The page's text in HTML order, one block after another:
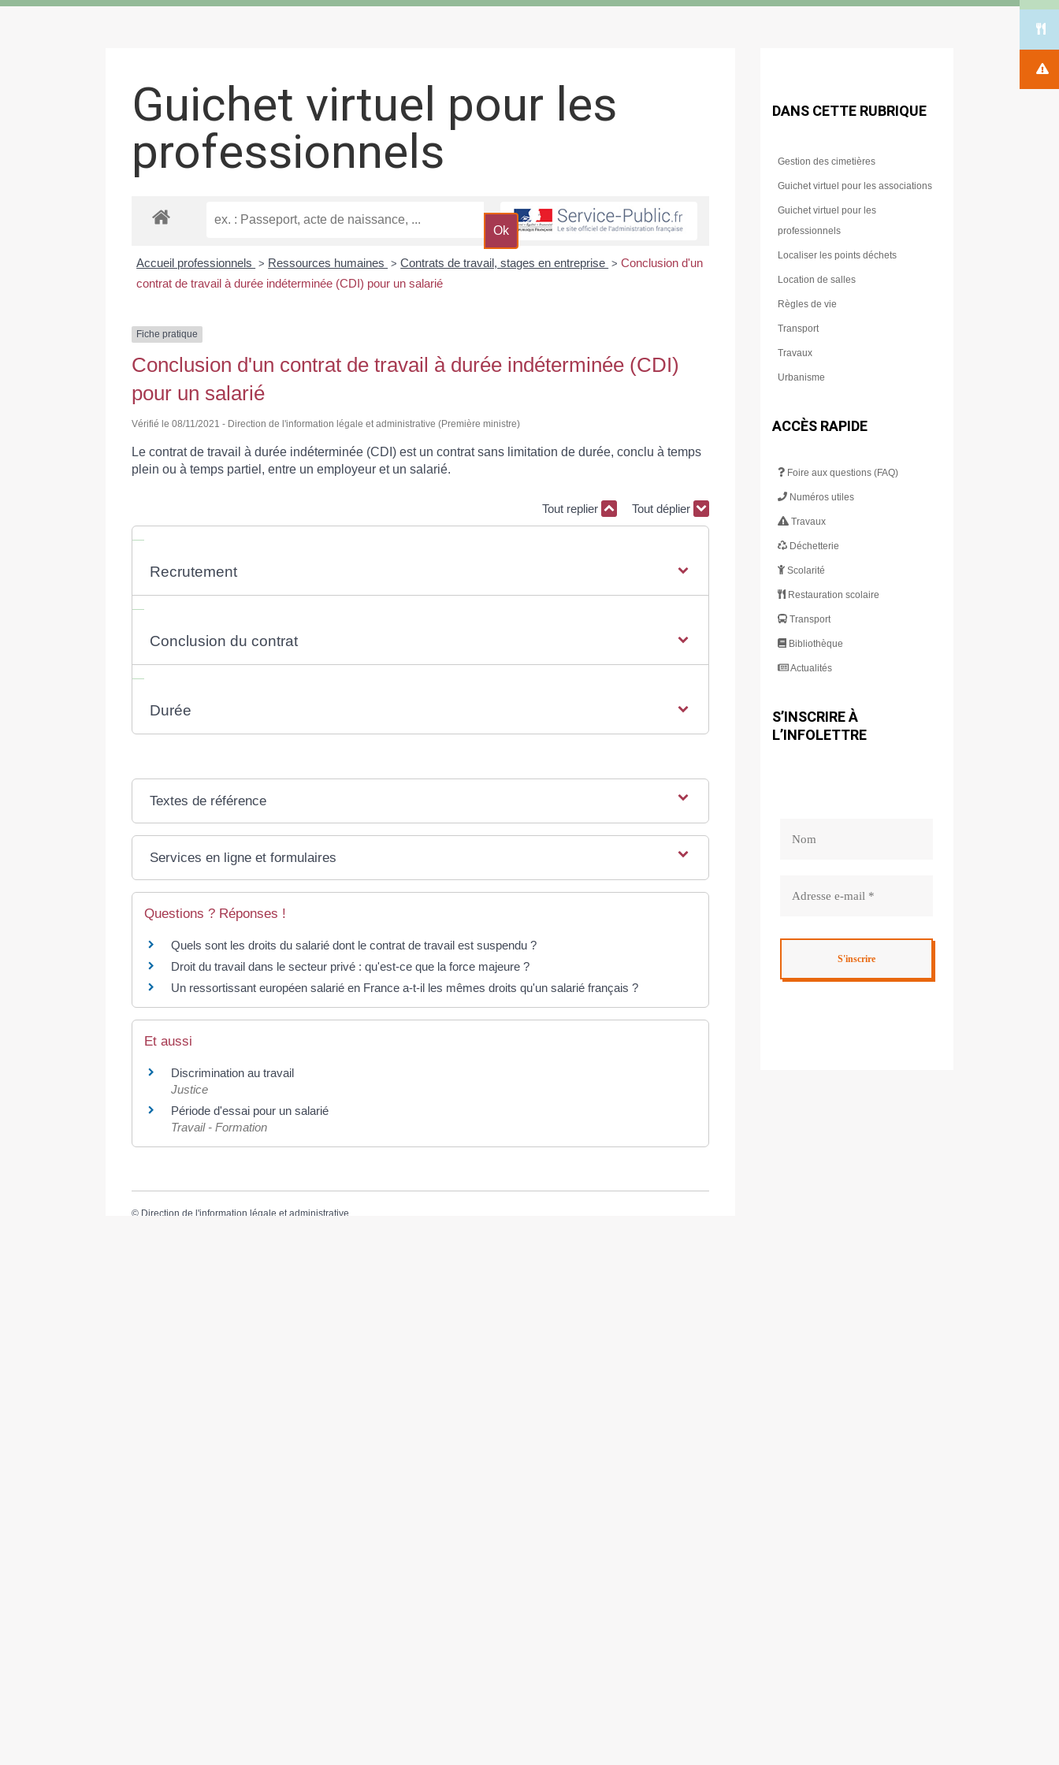
Guichet virtuel pour les
professionnels
Accueil professionnels > Ressources humaines > Contrats de travail, stages en entreprise > Conclusion d'un
contrat de travail à durée indéterminée (CDI) pour un salarié
Fiche pratique
Conclusion d'un contrat de travail à durée indéterminée (CDI)
pour un salarié
Vérifié le 08/11/2021 - Direction de l'information légale et administrative (Première ministre)
Le contrat de travail à durée indéterminée (CDI) est un contrat sans limitation de durée, conclu à temps
plein ou à temps partiel, entre un employeur et un salarié.
Tout replier Tout déplier
Recrutement
Conclusion du contrat
Durée
Textes de référence
Services en ligne et formulaires
Questions ? Réponses !
Quels sont les droits du salarié dont le contrat de travail est suspendu ?
Droit du travail dans le secteur privé : qu'est-ce que la force majeure ?
Un ressortissant européen salarié en France a-t-il les mêmes droits qu'un salarié français ?
Et aussi
Discrimination au travail
Justice
Période d'essai pour un salarié
Travail - Formation
© Direction de l'information légale et administrative
DANS CETTE RUBRIQUE
Gestion des cimetières
Guichet virtuel pour les associations
Guichet virtuel pour les
professionnels
Localiser les points déchets
Location de salles
Règles de vie
Transport
Travaux
Urbanisme
ACCÈS RAPIDE
Foire aux questions (FAQ)
Numéros utiles
Travaux
Déchetterie
Scolarité
Restauration scolaire
Transport
Bibliothèque
Actualités
S’INSCRIRE À
L’INFOLETTRE